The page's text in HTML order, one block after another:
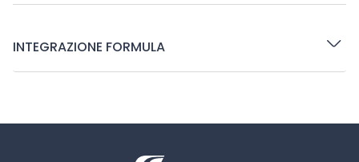
INTEGRAZIONE FORMULA